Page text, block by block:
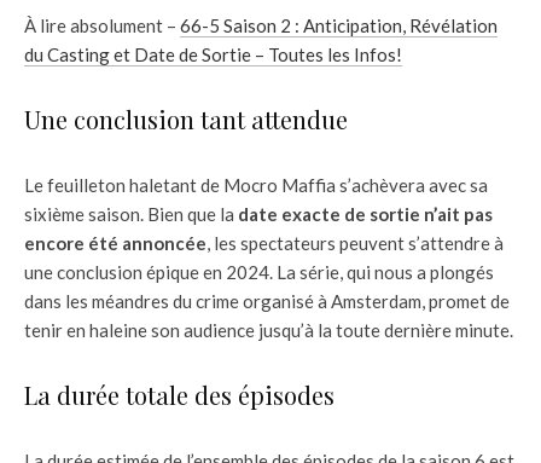
À lire absolument – 66-5 Saison 2 : Anticipation, Révélation
du Casting et Date de Sortie – Toutes les Infos!
Une conclusion tant attendue
Le feuilleton haletant de Mocro Maffia s’achèvera avec sa
sixième saison. Bien que la date exacte de sortie n’ait pas
encore été annoncée, les spectateurs peuvent s’attendre à
une conclusion épique en 2024. La série, qui nous a plongés
dans les méandres du crime organisé à Amsterdam, promet de
tenir en haleine son audience jusqu’à la toute dernière minute.
La durée totale des épisodes